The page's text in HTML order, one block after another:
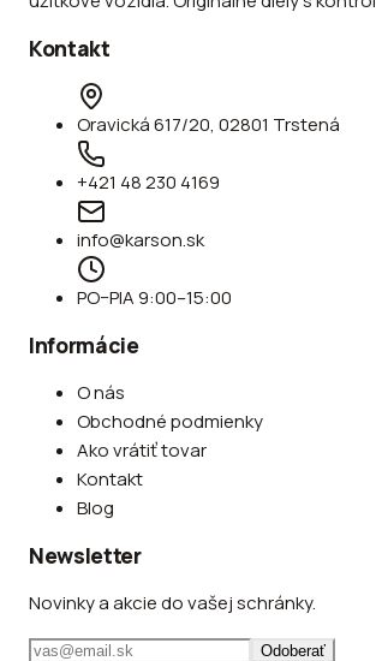
Kontakt
Oravická 617/20, 02801 Trstená
+421 48 230 4169
info@karson.sk
PO–PIA 9:00–15:00
Informácie
O nás
Obchodné podmienky
Ako vrátiť tovar
Kontakt
Blog
Newsletter
Novinky a akcie do vašej schránky.
Odoberať